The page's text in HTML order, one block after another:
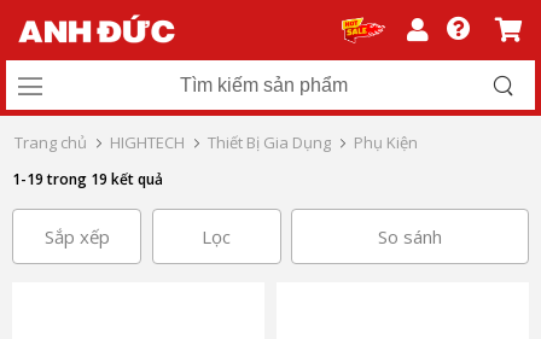
Trang chủ HIGHTECH Thiết Bị Gia Dụng Phụ Kiện
1-19 trong 19 kết quả
Sắp xếp Lọc So sánh